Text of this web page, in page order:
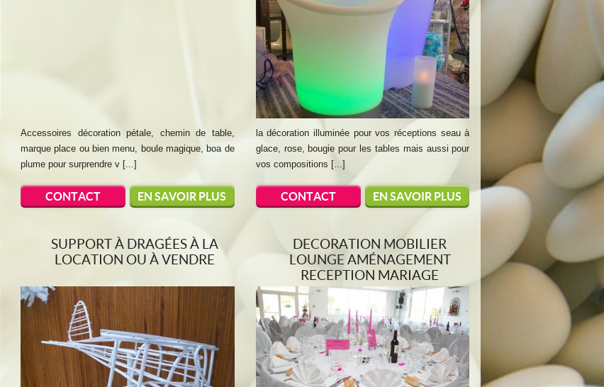
Accessoires décoration pétale, chemin de table,
marque place ou bien menu, boule magique, boa de
plume pour surprendre v [...]
CONTACT EN SAVOIR PLUS
la décoration illuminée pour vos réceptions seau à
glace, rose, bougie pour les tables mais aussi pour
vos compositions [...]
CONTACT EN SAVOIR PLUS
SUPPORT À DRAGÉES À LA
LOCATION OU À VENDRE
DECORATION MOBILIER
LOUNGE AMÉNAGEMENT
RECEPTION MARIAGE